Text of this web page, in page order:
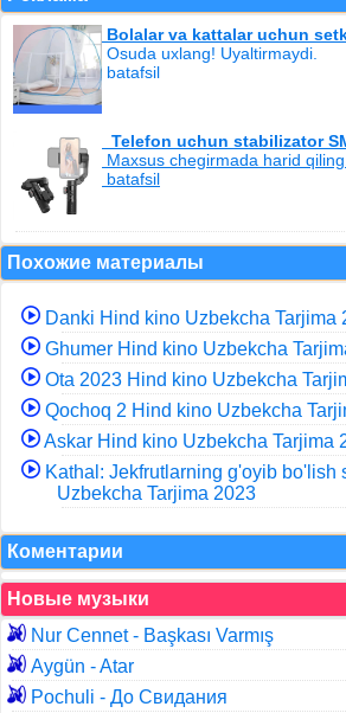
Bolalar va kattalar uchun
Osuda uxlang! Uyaltirmaydi.
batafsil
Telefon uchun stabilizator
Maxsus chegirmada harid qiling.
batafsil
Похожие материалы
Danki Hind kino Uzbekcha Tarjima
Ghumer Hind kino Uzbekcha
Ota 2023 Hind kino Uzbekcha
Qochoq 2 Hind kino Uzbekcha
Askar Hind kino Uzbekcha Tarjima
Kathal: Jekfrutlarning g'oyib bo'lish
Uzbekcha Tarjima 2023
Коментарии
Новые музыки
Nur Cennet - Başkası Varmış
Aygün - Atar
Pochuli - До Свидания